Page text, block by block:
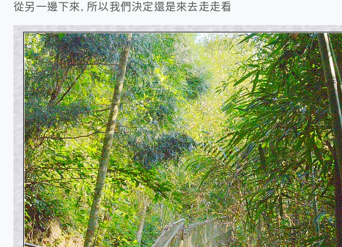
從另一邊下來, 所以我們決定還是來去走走看